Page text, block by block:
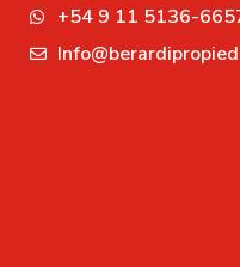
+54 9 11 5136-